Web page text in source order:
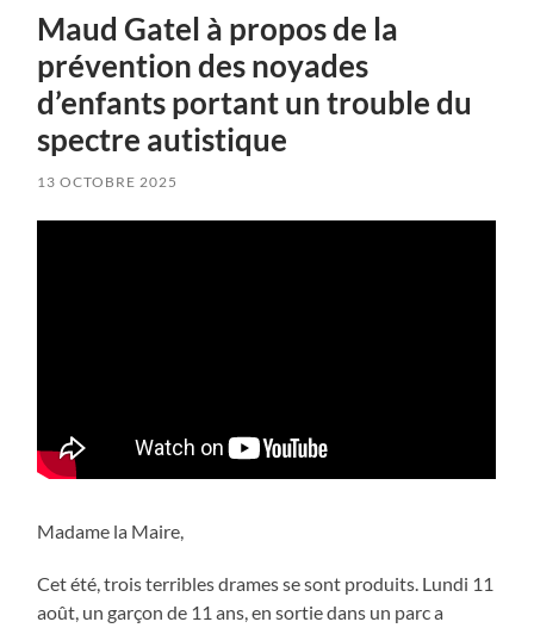
Maud Gatel à propos de la
prévention des noyades
d’enfants portant un trouble du
spectre autistique
13 OCTOBRE 2025
Madame la Maire,
Cet été, trois terribles drames se sont produits. Lundi 11
août, un garçon de 11 ans, en sortie dans un parc a